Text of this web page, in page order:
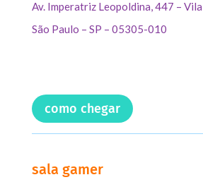
Av. Imperatriz Leopoldina, 447 –
São Paulo – SP – 05305-010
como chegar
sala gamer